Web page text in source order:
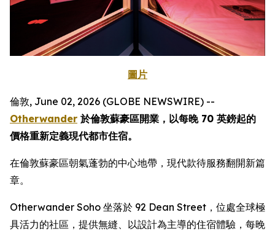
圖片
倫敦, June 02, 2026 (GLOBE NEWSWIRE) --
Otherwander 於倫敦蘇豪區開業，以每晚 70 英鎊起的
價格重新定義現代都市住宿。
在倫敦蘇豪區朝氣蓬勃的中心地帶，現代款待服務翻開新篇
章。
Otherwander Soho 坐落於 92 Dean Street，位處全球極
具活力的社區，提供無縫、以設計為主導的住宿體驗，每晚